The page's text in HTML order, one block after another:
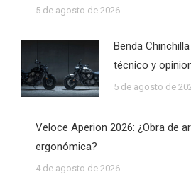
5 de agosto de 2026
Benda
técnico y
5 de agosto de
Veloce Aperion 2026: ¿Obra de
ergonómica?
4 de agosto de 2026